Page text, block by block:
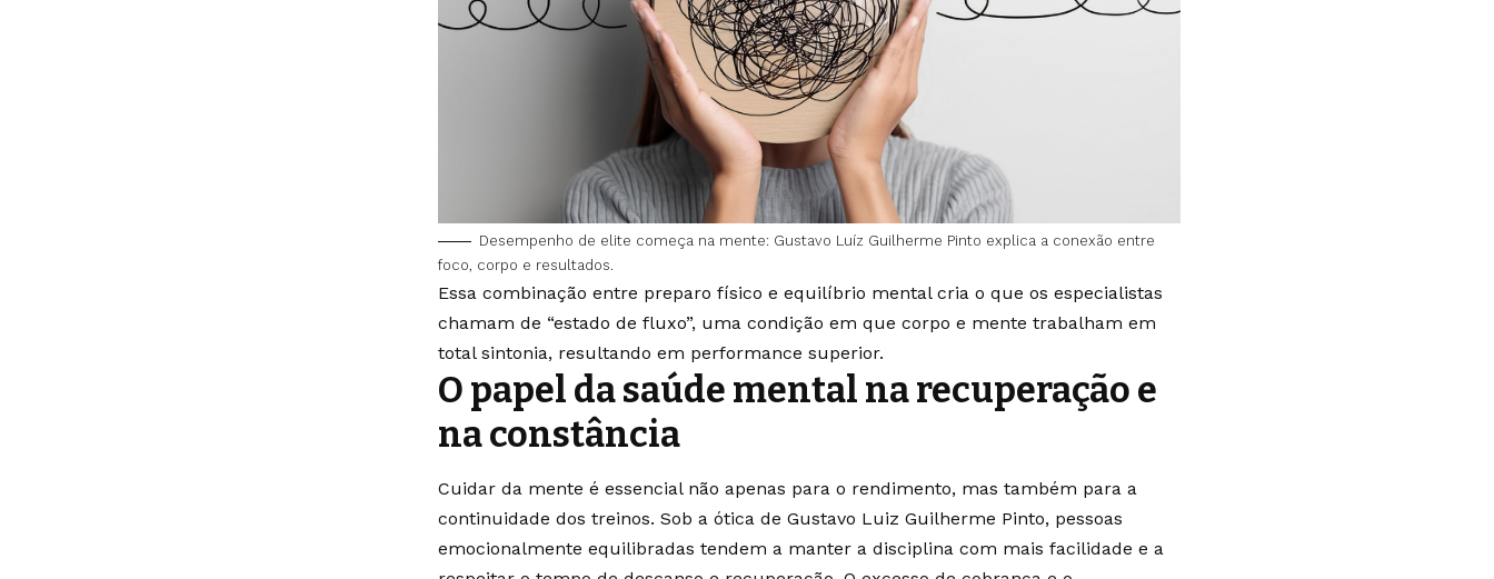
Desempenho de elite começa na mente: Gustavo Luíz Guilherme Pinto explica a conexão entre
foco, corpo e resultados.
Essa combinação entre preparo físico e equilíbrio mental cria o que os especialistas
chamam de “estado de fluxo”, uma condição em que corpo e mente trabalham em
total sintonia, resultando em performance superior.
O papel da saúde mental na recuperação e
na constância
Cuidar da mente é essencial não apenas para o rendimento, mas também para a
continuidade dos treinos. Sob a ótica de Gustavo Luiz Guilherme Pinto, pessoas
emocionalmente equilibradas tendem a manter a disciplina com mais facilidade e a